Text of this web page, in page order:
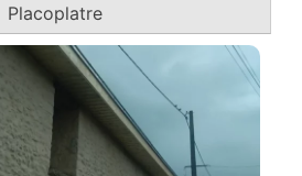
Placoplatre